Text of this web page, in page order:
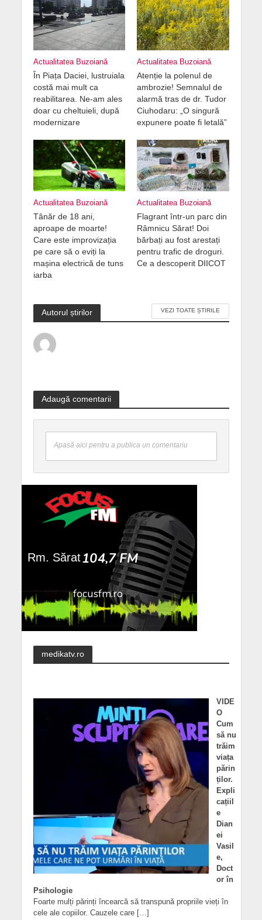
Actualitatea Buzoiană
În Piața Daciei, lustruiala
costă mai mult ca
reabilitarea. Ne-am ales
doar cu cheltuieli, după
modernizare
Actualitatea Buzoiană
Atenție la polenul de
ambrozie! Semnalul de
alarmă tras de dr. Tudor
Ciuhodaru: „O singură
expunere poate fi letală”
Actualitatea Buzoiană
Tânăr de 18 ani,
aproape de moarte!
Care este improvizația
pe care să o eviți la
mașina electrică de tuns
iarba
Actualitatea Buzoiană
Flagrant într-un parc din
Râmnicu Sărat! Doi
bărbați au fost arestați
pentru trafic de droguri.
Ce a descoperit DIICOT
Autorul știrilor VEZI TOATE ȘTIRILE
Adaugă comentarii
Apasă aici pentru a publica un comentariu
medikatv.ro
VIDE
O
Cum
să nu
trăim
viața
părin
ților.
Expli
cațiil
e
Dian
ei
Vasil
e,
Doct
or în
Psihologie
Foarte mulți părinți încearcă să transpună propriile vieți în
cele ale copiilor. Cauzele care […]